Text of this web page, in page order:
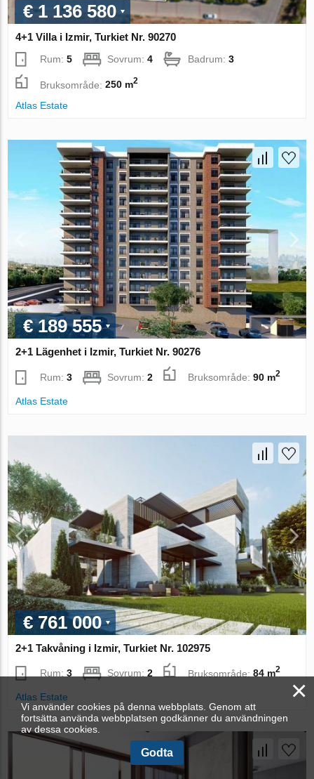
€ 1 136 580
4+1 Villa i Izmir, Turkiet Nr. 90270
Rum:5 Sovrum:4 Badrum:3
Bruksområde:250 m2
Atlas Estate
€ 189 555
2+1 Lägenhet i Izmir, Turkiet Nr. 90276
Rum:3 Sovrum:2 Bruksområde:90 m2
Atlas Estate
€ 761 000
2+1 Takvåning i Izmir, Turkiet Nr. 102975
Rum:3 Sovrum:2 Bruksområde:84 m2
Atlas Estate ×
Vi använder cookies på denna webbplats. Genom att
fortsätta använda webbplatsen godkänner du användningen
av dessa cookies.
Godta